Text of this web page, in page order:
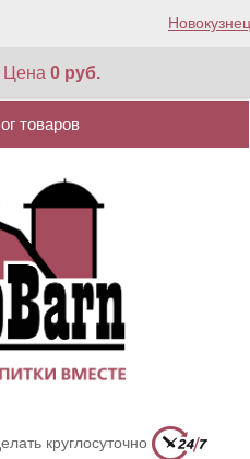
Цена0 руб.
товаров
круглосуточно